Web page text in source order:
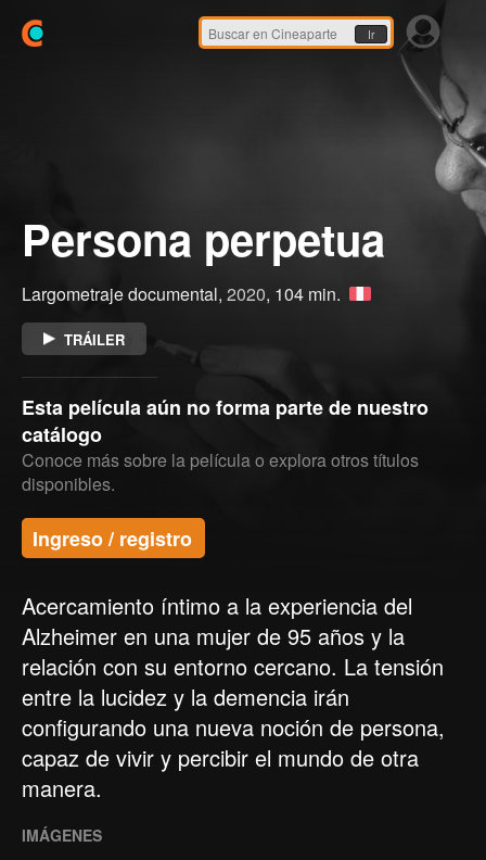
Ir
Persona perpetua
Largometraje documental, 2020, 104 min.
TRÁILER
Esta película aún no forma parte de nuestro
catálogo
Conoce más sobre la película o explora otros títulos
disponibles.
Ingreso / registro
Acercamiento íntimo a la experiencia del
Alzheimer en una mujer de 95 años y la
relación con su entorno cercano. La tensión
entre la lucidez y la demencia irán
configurando una nueva noción de persona,
capaz de vivir y percibir el mundo de otra
manera.
IMÁGENES